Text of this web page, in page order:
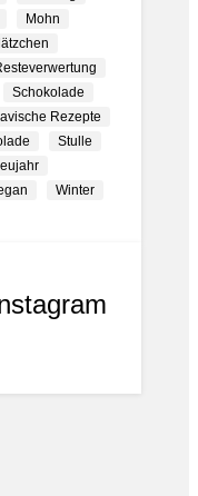
Mohn
Schokolade
Rezepte
Stulle
Winter